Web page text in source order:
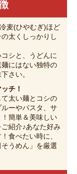
麦(ひやむぎ)ほど
太くしっかりし
シと、うどんに
にはない独特の
さい。
チ！
太い麺とコシの
ーやパスタ、サ
簡単＆美味しい
紹介♪あなた好み
食べたい時に、
うめん」を厳選